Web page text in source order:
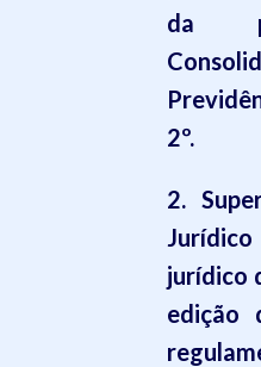
da
2º.
2.
jurídico
edição